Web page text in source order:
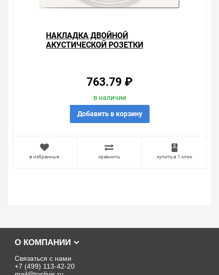
НАКЛАДКА ДВОЙНОЙ
АКУСТИЧЕСКОЙ РОЗЕТКИ
763.79 ₽
в наличии
Добавить в корзину
в избранные сравнить купить в 1 клик
О КОМПАНИИ
Связаться с нами
+7 (499) 113-42-20